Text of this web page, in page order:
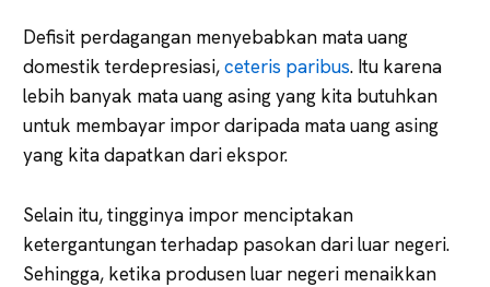
Defisit perdagangan menyebabkan mata uang
domestik terdepresiasi,ceteris paribus. Itu karena
lebih banyak mata uang asing yang kita butuhkan
untuk membayar impor daripada mata uang asing
yang kita dapatkan dari ekspor.
Selain itu, tingginya impor menciptakan
ketergantungan terhadap pasokan dari luar negeri.
Sehingga, ketika produsen luar negeri menaikkan